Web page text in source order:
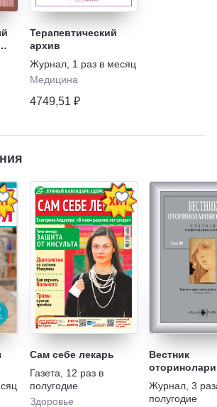
Терапевтический
архив
Журнал 1 раз в месяц
Медицина
4749,51 ₽
Сам себе лекарь
Газета
12 раз в
полугодие
Здоровье
Вестник
Журнал 3
полугодие